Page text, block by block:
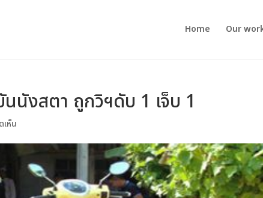
Home Our
นังสตา ถูกวิฯดับ 1 เจ็บ 1
เห็น